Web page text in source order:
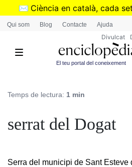
Vés
✉️ Ciència en català, cada
➜Subscriu-te al
Qui som Blog Contacte Ajuda
Divulcat
El teu portal del coneixement
Temps de lectura: 1 min
serrat del Dogat
Serra del municipi de Sant Esteve